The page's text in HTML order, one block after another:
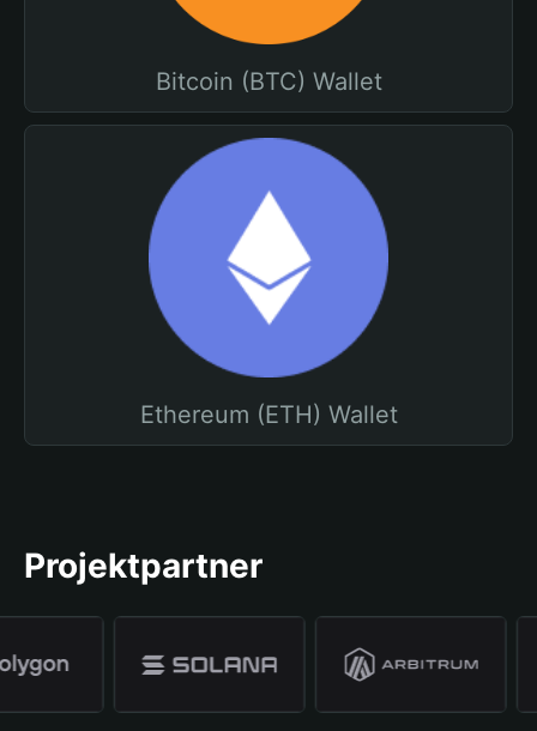
Bitcoin (BTC) Wallet
Ethereum (ETH) Wallet
Projektpartner